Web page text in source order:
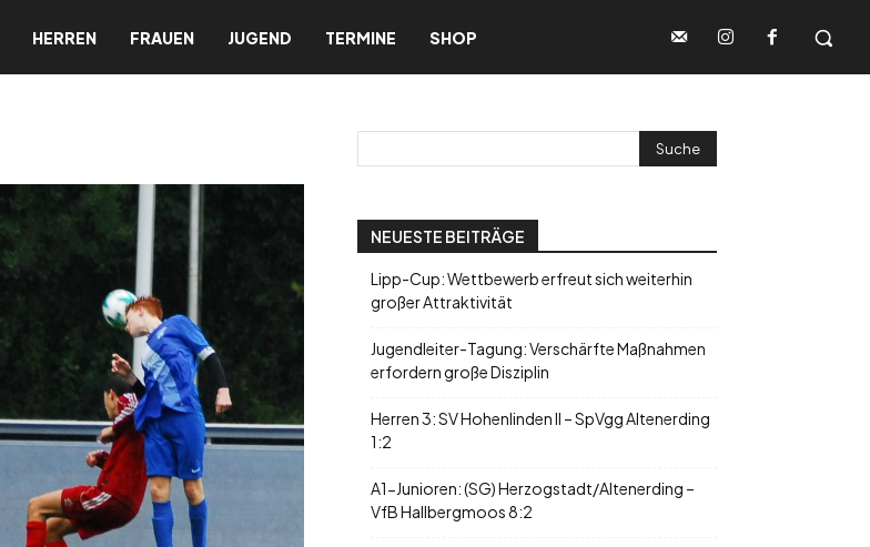
HERREN FRAUEN JUGEND TERMINE SHOP
NEUESTE BEITRÄGE
Lipp-Cup: Wettbewerb erfreut sich weiterhin
großer Attraktivität
Jugendleiter-Tagung: Verschärfte Maßnahmen
erfordern große Disziplin
Herren 3: SV Hohenlinden II – SpVgg Altenerding
1:2
A1-Junioren: (SG) Herzogstadt/Altenerding –
VfB Hallbergmoos 8:2